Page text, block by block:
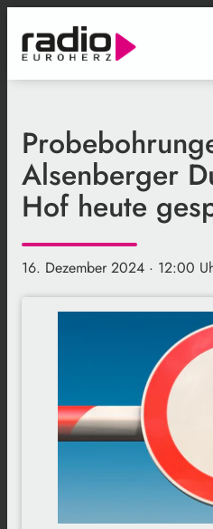
Alsenberger
Hof heute
16. Dezember 2024 · 12:00